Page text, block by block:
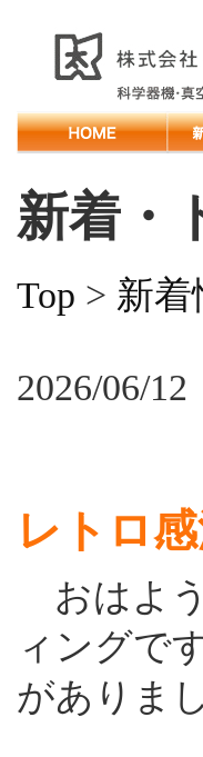
新着・
Top > 新着
2026/06/12
レトロ
おはよ
ィングで
がありま